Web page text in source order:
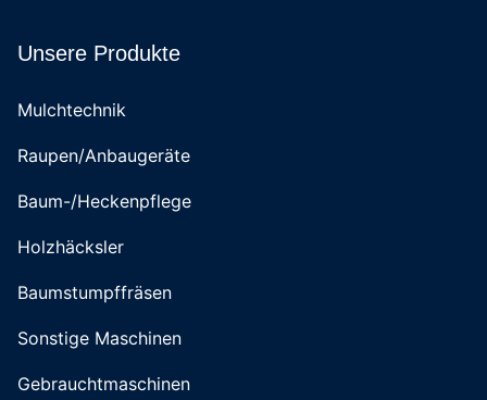
Unsere Produkte
Mulchtechnik
Raupen/Anbaugeräte
Baum-/Heckenpflege
Holzhäcksler
Baumstumpffräsen
Sonstige Maschinen
Gebrauchtmaschinen